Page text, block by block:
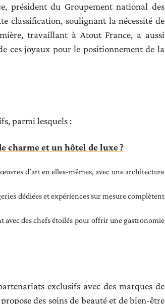
président du Groupement national des
classification, soulignant la nécessité de
travaillant à Atout France, a aussi
ces joyaux pour le positionnement de la
parmi lesquels :
charme et un hôtel de luxe ?
d’art en elles-mêmes, avec une architecture
dédiées et expériences sur mesure complètent
avec des chefs étoilés pour offrir une gastronomie
exclusifs avec des marques de
des soins de beauté et de bien-être